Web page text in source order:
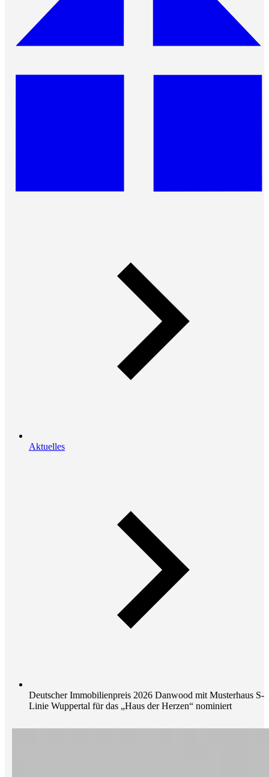
Aktuelles
Deutscher Immobilienpreis 2026 Danwood mit Musterhaus S-
Linie Wuppertal für das „Haus der Herzen“ nominiert